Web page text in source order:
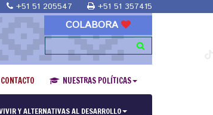
+51 51 205547 +51 51 357415
COLABORA
CONTACTO NUESTRAS POLÍTICAS
Y ALTERNATIVAS AL DESARROLLO
y culturas Andinas"